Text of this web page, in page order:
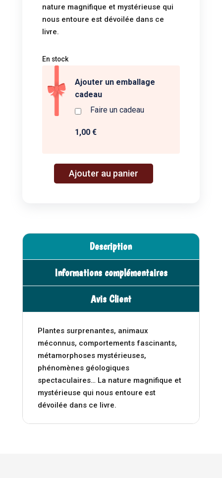
nature magnifique et mystérieuse qui
nous entoure est dévoilée dans ce
livre.
En stock
Ajouter un emballage
cadeau
Faire un cadeau
1,00 €
quantité
Ajouter au panier
l
n
i
Description
Informations complémentaires
Avis Client
Plantes surprenantes, animaux
méconnus, comportements fascinants,
métamorphoses mystérieuses,
phénomènes géologiques
spectaculaires… La nature magnifique et
mystérieuse qui nous entoure est
dévoilée dans ce livre.